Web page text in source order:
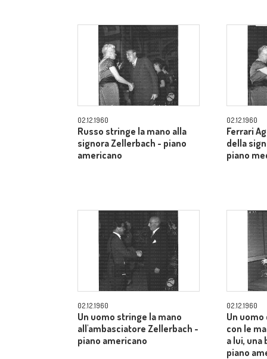
02.12.1960
Russo stringe la mano alla
signora Zellerbach - piano
americano
02.12.1960
Ferrari
della
piano
02.12.1960
Un uomo stringe la mano
all'ambasciatore Zellerbach -
piano americano
02.12.1960
Un
con le
a lui, una
piano